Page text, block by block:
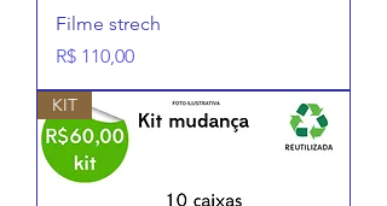
Filme strech
Preço
R$ 110,00
KIT